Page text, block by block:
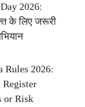
2026:
के लिए जरूरी
Rules 2026:
Register
or Risk